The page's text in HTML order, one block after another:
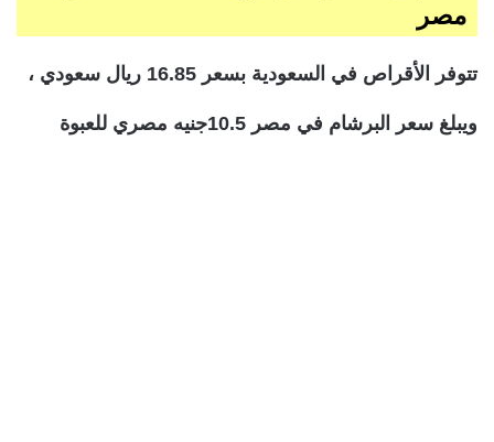
مصر
تتوفر الأقراص في السعودية بسعر 16.85 ريال سعودي ،
ويبلغ سعر البرشام في مصر 10.5جنيه مصري للعبوة